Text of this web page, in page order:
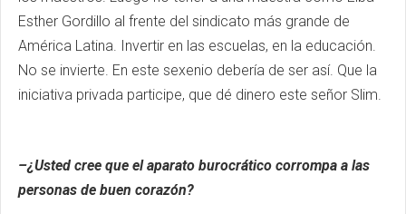
Esther Gordillo al frente del sindicato más grande de
América Latina. Invertir en las escuelas, en la educación.
No se invierte. En este sexenio debería de ser así. Que la
iniciativa privada participe, que dé dinero este señor Slim.
–¿Usted cree que el aparato burocrático corrompa a las
personas de buen corazón?